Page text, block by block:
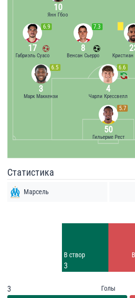
5.7
50
Гильерме Рест
6.5
3
Марк Маккензи
6.6
4
Чарли Крессвелл
6.9
17
Габриэль Суасо
7.3
8
Венсан Сьерро Кристиан
10
Янн Гбоо
Статистика
Марсель
В створ
3
3 Голы